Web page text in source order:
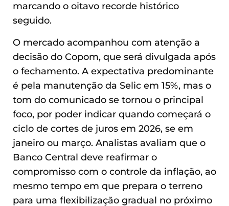
marcando o oitavo recorde histórico
seguido.
O mercado acompanhou com atenção a
decisão do Copom, que será divulgada após
o fechamento. A expectativa predominante
é pela manutenção da Selic em 15%, mas o
tom do comunicado se tornou o principal
foco, por poder indicar quando começará o
ciclo de cortes de juros em 2026, se em
janeiro ou março. Analistas avaliam que o
Banco Central deve reafirmar o
compromisso com o controle da inflação, ao
mesmo tempo em que prepara o terreno
para uma flexibilização gradual no próximo